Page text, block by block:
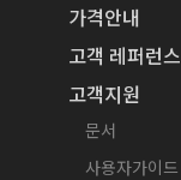
가격안내
고객 레퍼런스
고객지원
문서
사용자가이드